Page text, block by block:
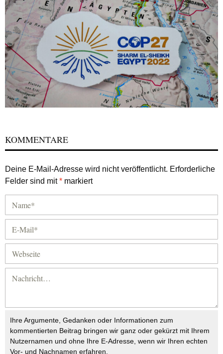
KOMMENTARE
Deine E-Mail-Adresse wird nicht veröffentlicht. Erforderliche
Felder sind mit* markiert
Ihre Argumente, Gedanken oder Informationen zum
kommentierten Beitrag bringen wir ganz oder gekürzt mit Ihrem
Nutzernamen und ohne Ihre E-Adresse, wenn wir Ihren echten
Vor- und Nachnamen erfahren.